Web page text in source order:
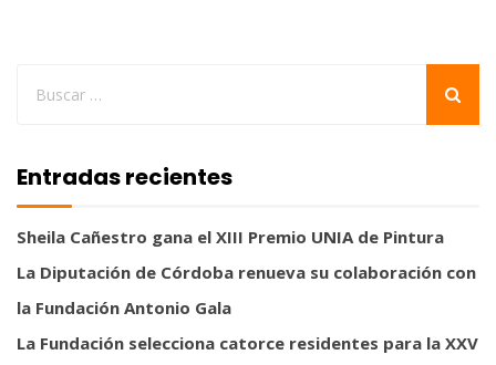
Entradas recientes
Sheila Cañestro gana el XIII Premio UNIA de Pintura
La Diputación de Córdoba renueva su colaboración con
la Fundación Antonio Gala
La Fundación selecciona catorce residentes para la XXV